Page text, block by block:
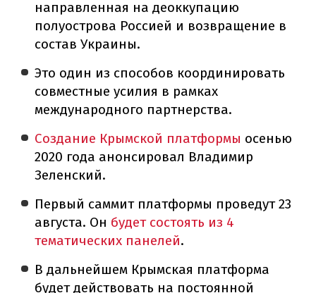
направленная на деоккупацию
полуострова Россией и возвращение в
состав Украины.
Это один из способов координировать
совместные усилия в рамках
международного партнерства.
Создание Крымской платформы осенью
2020 года анонсировал Владимир
Зеленский.
Первый саммит платформы проведут 23
августа. Он будет состоять из 4
тематических панелей.
В дальнейшем Крымская платформа
будет действовать на постоянной